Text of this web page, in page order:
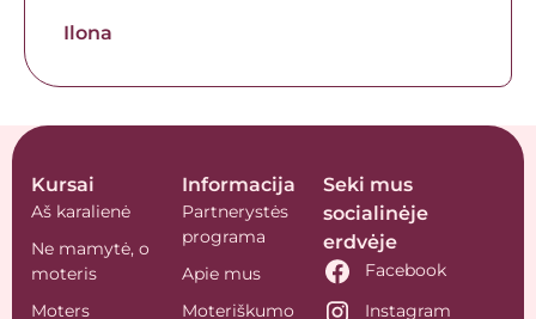
Ilona
Kursai
Aš karalienė
Ne mamytė, o
moteris
Moters
Informacija
Partnerystės
programa
Apie mus
Moteriškumo
Seki mus
socialinėje
erdvėje
Facebook
Instagram